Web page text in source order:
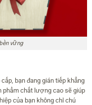
vững
bạn đang gián tiếp khẳng
phẩm chất lượng cao sẽ giúp
của bạn không chỉ chú